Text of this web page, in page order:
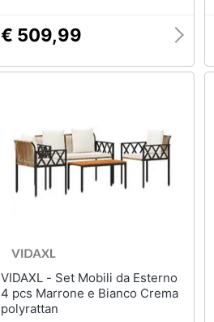
€ 509,99
VIDAXL - Set Mobili da Esterno
4 pcs Marrone e Bianco Crema
polyrattan